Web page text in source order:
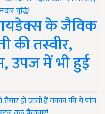
के जैविक
की तस्वीर,
उपज में भी हुई